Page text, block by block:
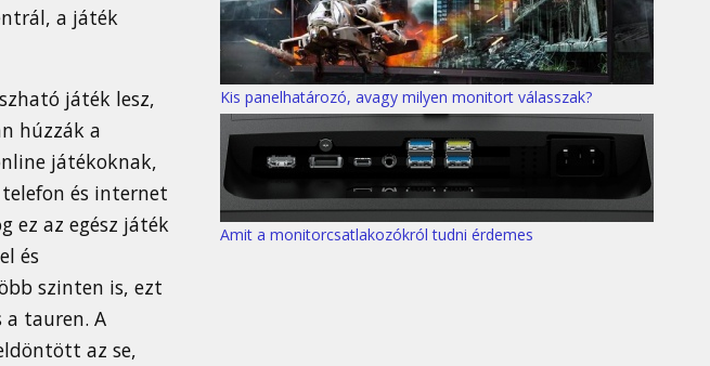
a játék
játék lesz,
húzzák a
játékoknak,
és internet
ez az egész játék
és
szinten is, ezt
a tauren. A
az se,
Kis panelhatározó, avagy milyen monitort válasszak?
Amit a monitorcsatlakozókról tudni érdemes